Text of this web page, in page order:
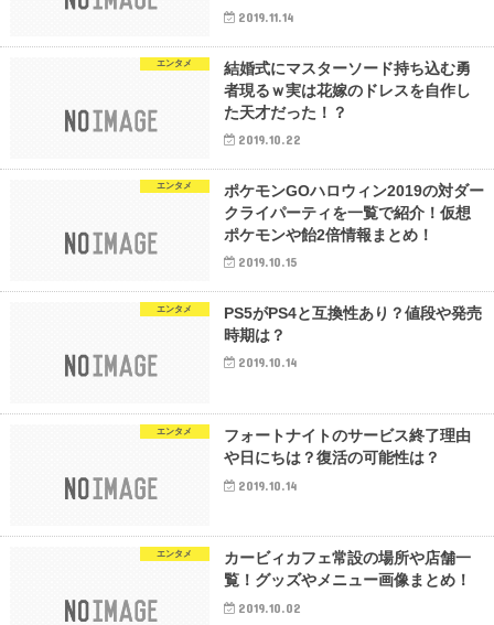
2019.11.14
エンタメ
結婚式にマスターソード持ち込む勇
者現るｗ実は花嫁のドレスを自作し
た天才だった！？
2019.10.22
エンタメ
ポケモンGOハロウィン2019の対ダー
クライパーティを一覧で紹介！仮想
ポケモンや飴2倍情報まとめ！
2019.10.15
エンタメ
PS5がPS4と互換性あり？値段や発売
時期は？
2019.10.14
エンタメ
フォートナイトのサービス終了理由
や日にちは？復活の可能性は？
2019.10.14
エンタメ
カービィカフェ常設の場所や店舗一
覧！グッズやメニュー画像まとめ！
2019.10.02